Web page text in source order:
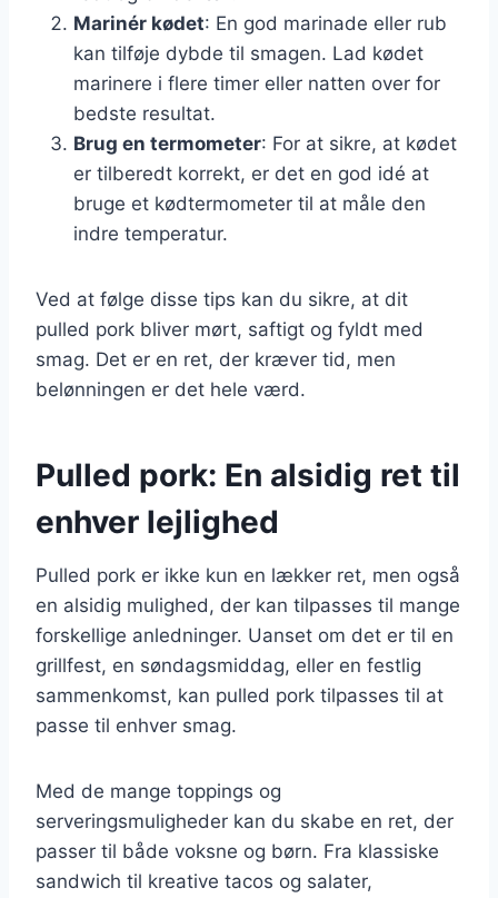
Marinér kødet: En god marinade eller rub
kan tilføje dybde til smagen. Lad kødet
marinere i flere timer eller natten over for
bedste resultat.
Brug en termometer: For at sikre, at kødet
er tilberedt korrekt, er det en god idé at
bruge et kødtermometer til at måle den
indre temperatur.
Ved at følge disse tips kan du sikre, at dit
pulled pork bliver mørt, saftigt og fyldt med
smag. Det er en ret, der kræver tid, men
belønningen er det hele værd.
Pulled pork: En alsidig ret til
enhver lejlighed
Pulled pork er ikke kun en lækker ret, men også
en alsidig mulighed, der kan tilpasses til mange
forskellige anledninger. Uanset om det er til en
grillfest, en søndagsmiddag, eller en festlig
sammenkomst, kan pulled pork tilpasses til at
passe til enhver smag.
Med de mange toppings og
serveringsmuligheder kan du skabe en ret, der
passer til både voksne og børn. Fra klassiske
sandwich til kreative tacos og salater,